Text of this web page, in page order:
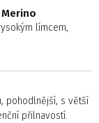
límcem,
pohodlnější, s větší
přilnavostí.